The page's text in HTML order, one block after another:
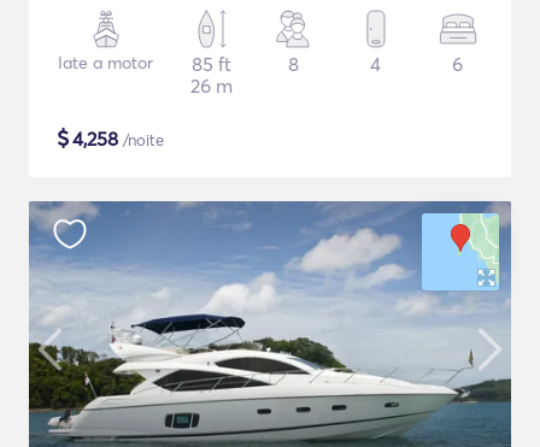
Iate a motor
85 ft
26 m
8 4 6
$4,258 /noite